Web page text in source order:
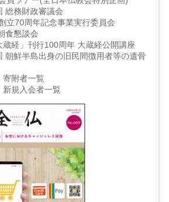
総務財政審議会
立70周年記念事業実行委員会
食懇談会
蔵経」刊行100周年 大蔵経公開講座
朝鮮半島出身の旧民間徴用者等の遺骨
寄附者一覧
新規入会者一覧